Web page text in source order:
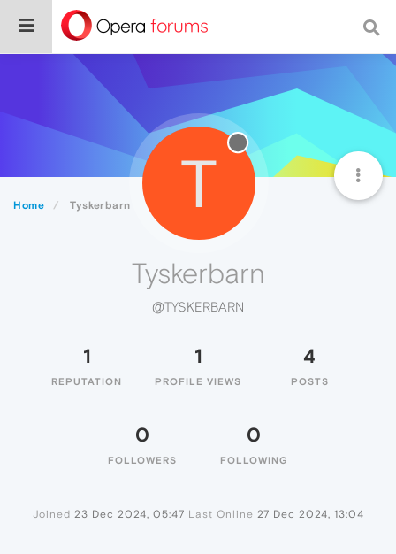
Home Tyskerbarn T
Tyskerbarn
@TYSKERBARN
1
REPUTATION
1
PROFILE VIEWS
4
POSTS
0
FOLLOWERS
0
FOLLOWING
Joined 23 Dec 2024, 05:47 Last Online 27 Dec 2024, 13:04